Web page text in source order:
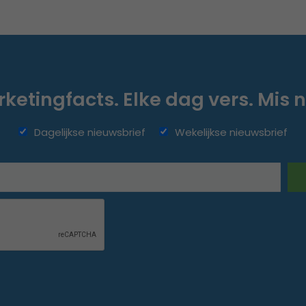
Elke dag vers. Mis
Dagelijkse nieuwsbrief Wekelijkse nieuwsbrief